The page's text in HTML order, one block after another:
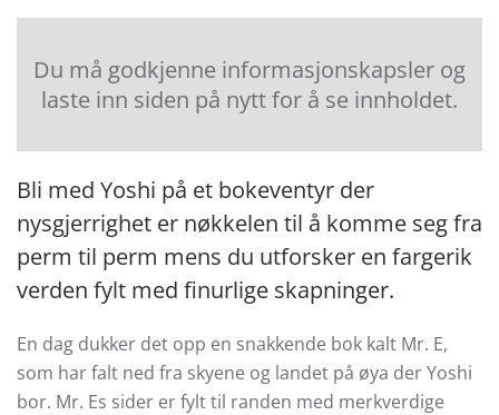
Du må godkjenne informasjonskapsler og
laste inn siden på nytt for å se innholdet.
Bli med Yoshi på et bokeventyr der
nysgjerrighet er nøkkelen til å komme seg fra
perm til perm mens du utforsker en fargerik
verden fylt med finurlige skapninger.
En dag dukker det opp en snakkende bok kalt Mr. E,
som har falt ned fra skyene og landet på øya der Yoshi
bor. Mr. Es sider er fylt til randen med merkverdige